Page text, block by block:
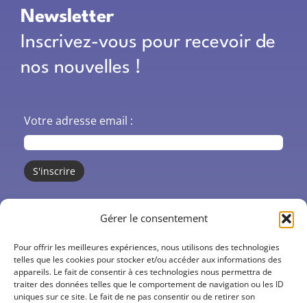
Gérer le consentement
Pour offrir les meilleures expériences, nous utilisons des technologies
telles que les cookies pour stocker et/ou accéder aux informations des
appareils. Le fait de consentir à ces technologies nous permettra de
traiter des données telles que le comportement de navigation ou les ID
uniques sur ce site. Le fait de ne pas consentir ou de retirer son
Newsletter
Inscrivez-vous pour recevoir de
nos nouvelles !
Votre adresse email :
CO’santé
Centres de santé
Actions